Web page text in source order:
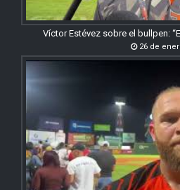
Víctor Estévez sobre el bullpen:
26 de